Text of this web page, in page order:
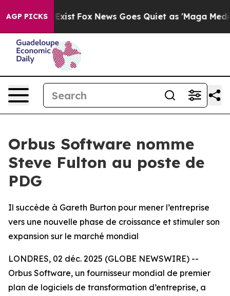
AGP PICKS
They Exist Fox News Goes Quiet as 'Maga Media
Orbus Software nomme
Steve Fulton au poste de
PDG
Il succède à Gareth Burton pour mener l’entreprise
vers une nouvelle phase de croissance et stimuler son
expansion sur le marché mondial
LONDRES, 02 déc. 2025 (GLOBE NEWSWIRE) --
Orbus Software, un fournisseur mondial de premier
plan de logiciels de transformation d’entreprise, a